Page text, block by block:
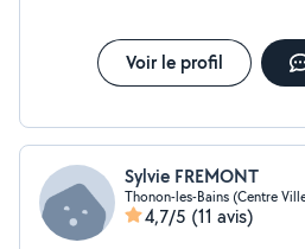
Voir le profil
Sylvie FREMONT
Thonon-les-Bains (Centre
4,7/5 (11 avis)